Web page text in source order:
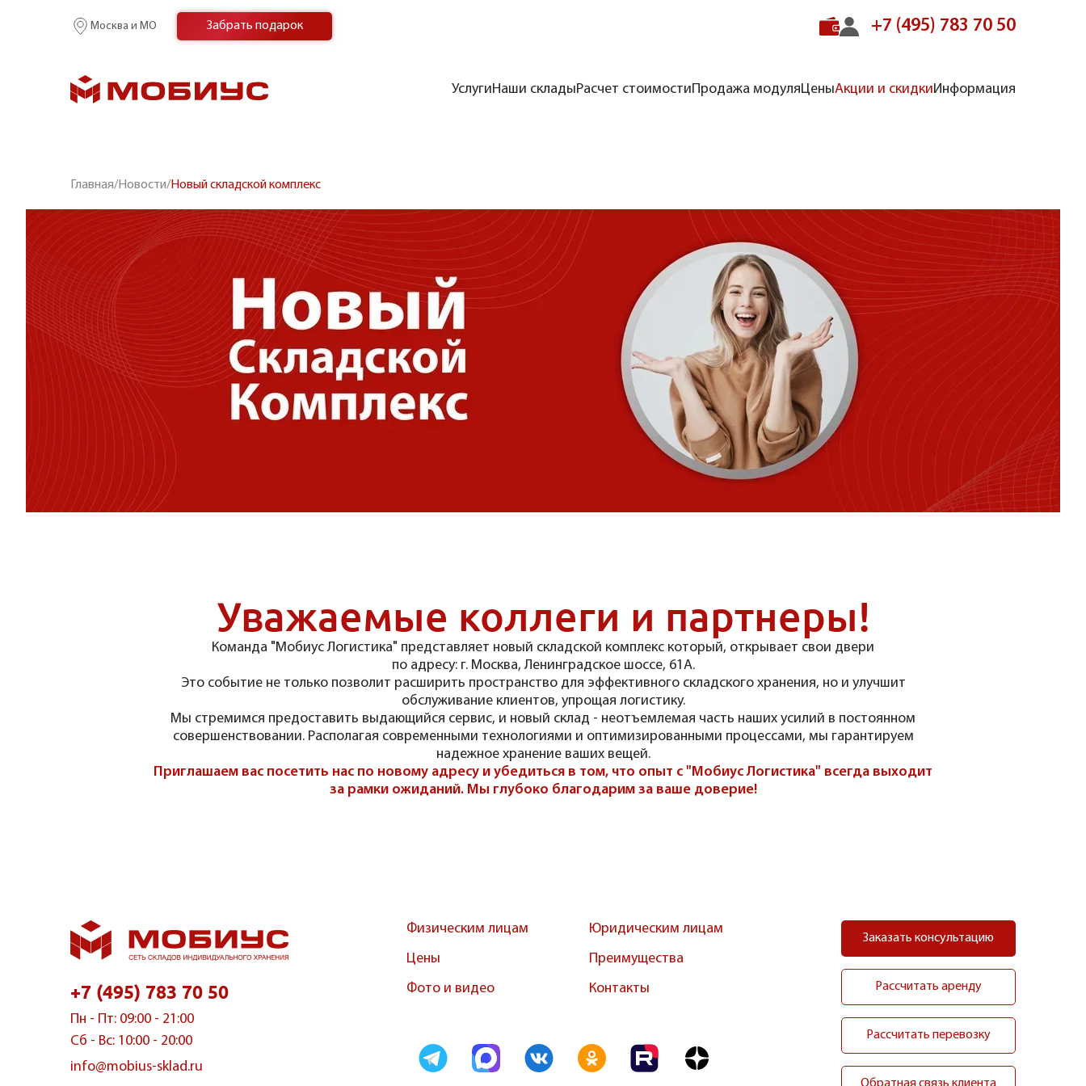
Москва и МО Забрать подарок +7 (495) 783 70 50
УслугиНаши складыРасчет стоимостиПродажа модуляЦеныАкции и скидкиИнформация
Главная/Новости/Новый складской комплекс
Уважаемые коллеги и партнеры!
Команда "Мобиус Логистика" представляет новый складской комплекс который, открывает свои двери
по адресу: г. Москва, Ленинградское шоссе, 61А.
Это событие не только позволит расширить пространство для эффективного складского хранения, но и улучшит
обслуживание клиентов, упрощая логистику.
Мы стремимся предоставить выдающийся сервис, и новый склад - неотъемлемая часть наших усилий в постоянном
совершенствовании. Располагая современными технологиями и оптимизированными процессами, мы гарантируем
надежное хранение ваших вещей.
Приглашаем вас посетить нас по новому адресу и убедиться в том, что опыт с "Мобиус Логистика" всегда выходит
за рамки ожиданий. Мы глубоко благодарим за ваше доверие!
+7 (495) 783 70 50
Пн - Пт: 09:00 - 21:00
Сб - Вс: 10:00 - 20:00
info@mobius-sklad.ru
Физическим лицам
Юридическим лицам
Цены
Преимущества
Фото и видео
Контакты
Заказать консультацию
Рассчитать аренду
Рассчитать перевозку